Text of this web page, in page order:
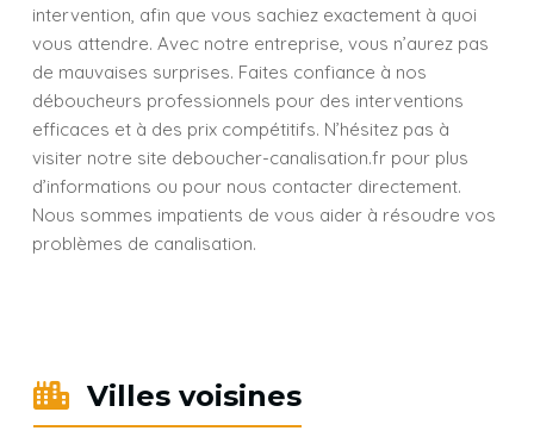
intervention, afin que vous sachiez exactement à quoi
vous attendre. Avec notre entreprise, vous n’aurez pas
de mauvaises surprises. Faites confiance à nos
déboucheurs professionnels pour des interventions
efficaces et à des prix compétitifs. N’hésitez pas à
visiter notre site deboucher-canalisation.fr pour plus
d’informations ou pour nous contacter directement.
Nous sommes impatients de vous aider à résoudre vos
problèmes de canalisation.
Villes voisines